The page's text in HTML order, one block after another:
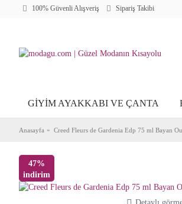
100% Güvenli Alışveriş Sipariş Takibi
GİYİM AYAKKABI VE ÇANTA
Anasayfa Creed Fleurs de Gardenia Edp 75 ml Bayan
47%
indirim